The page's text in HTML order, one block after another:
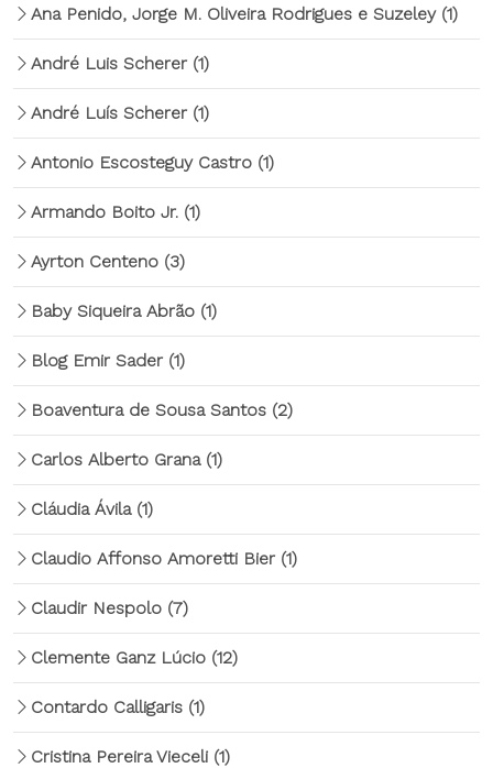
Ana Penido, Jorge M. Oliveira Rodrigues e Suzeley (1)
André Luis Scherer (1)
André Luís Scherer (1)
Antonio Escosteguy Castro (1)
Armando Boito Jr. (1)
Ayrton Centeno (3)
Baby Siqueira Abrão (1)
Blog Emir Sader (1)
Boaventura de Sousa Santos (2)
Carlos Alberto Grana (1)
Cláudia Ávila (1)
Claudio Affonso Amoretti Bier (1)
Claudir Nespolo (7)
Clemente Ganz Lúcio (12)
Contardo Calligaris (1)
Cristina Pereira Vieceli (1)